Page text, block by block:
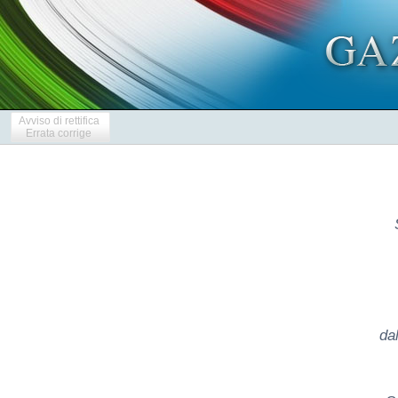
Avviso di rettifica
Errata corrige